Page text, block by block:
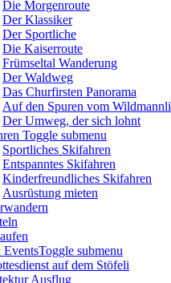
Die Morgenroute
Der Klassiker
Der Sportliche
Die Kaiserroute
Frümseltal Wanderung
Der Waldweg
Das Churfirsten Panorama
Auf den Spuren vom Wildmannli
Der Umweg, der sich lohnt
Toggle submenu
Sportliches Skifahren
Entspanntes Skifahren
Kinderfreundliches Skifahren
Ausrüstung mieten
EventsToggle submenu
auf dem Stöfeli
Ausflug